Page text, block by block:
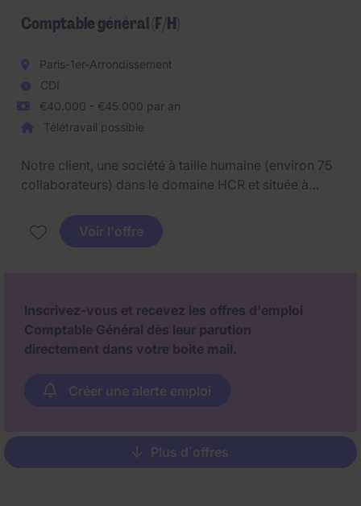
Comptable général (F/H)
Paris-1er-Arrondissement
CDI
€40.000 - €45.000 par an
Télétravail possible
Notre client, une société à taille humaine (environ 75
collaborateurs) dans le domaine HCR et située à
général afin d'accompagner l'équipe comptable déjà
en place.
Voir l'offre
Inscrivez-vous et recevez les offres d'emploi
Comptable Général dès leur parution
directement dans votre boite mail.
Créer une alerte emploi
Pagination
Plus d´offres